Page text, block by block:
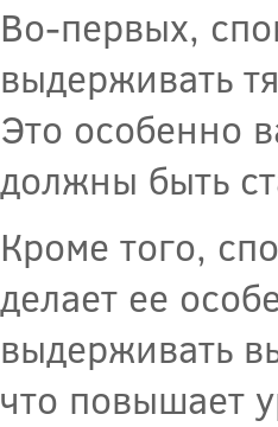
Во-первых,
выдерживать
Это особенно
должны быть
Кроме того,
делает ее
выдерживать
что повышает